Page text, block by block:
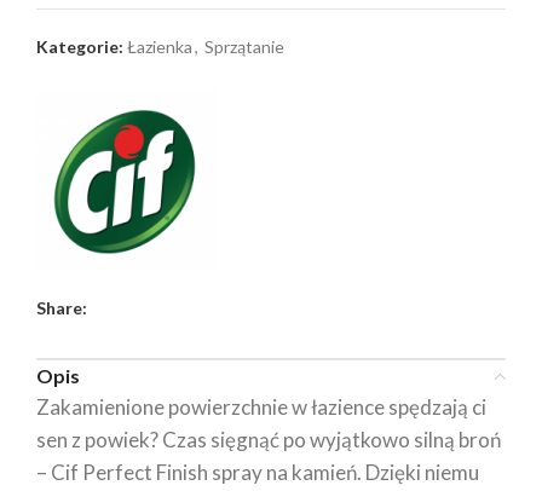
Kategorie: Łazienka, Sprzątanie
Share:
Opis
Zakamienione powierzchnie w łazience spędzają ci
sen z powiek? Czas sięgnąć po wyjątkowo silną broń
– Cif Perfect Finish spray na kamień. Dzięki niemu